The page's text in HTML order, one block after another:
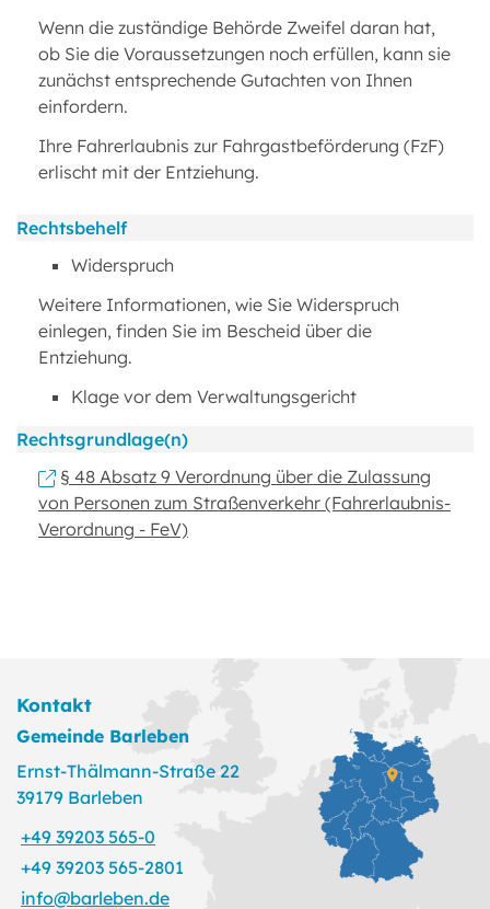
Wenn die zuständige Behörde Zweifel daran hat,
ob Sie die Voraussetzungen noch erfüllen, kann sie
zunächst entsprechende Gutachten von Ihnen
einfordern.
Ihre Fahrerlaubnis zur Fahrgastbeförderung (FzF)
erlischt mit der Entziehung.
Rechtsbehelf
Widerspruch
Weitere Informationen, wie Sie Widerspruch
einlegen, finden Sie im Bescheid über die
Entziehung.
Klage vor dem Verwaltungsgericht
Rechtsgrundlage(n)
§ 48 Absatz 9 Verordnung über die Zulassung
von Personen zum Straßenverkehr (Fahrerlaubnis-
Verordnung - FeV)
Kontakt
Gemeinde Barleben
Ernst-Thälmann-Straße 22
39179 Barleben
+49 39203 565-0
+49 39203 565-2801
info@barleben.de